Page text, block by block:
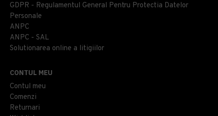
GDPR - Regulamentul General Pentru Protectia Datelor
Personale
ANPC
ANPC - SAL
Solutionarea online a litigiilor
CONTUL MEU
Contul meu
Comenzi
Returnari